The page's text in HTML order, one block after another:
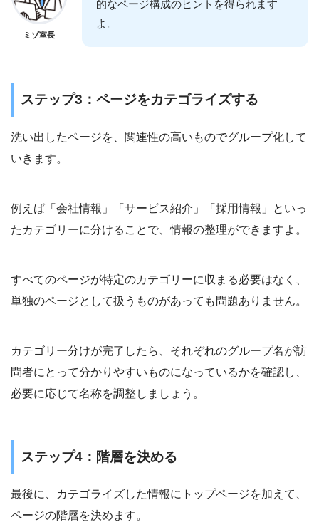
ミゾ室長
的なページ構成のヒントを得られます
よ。
ステップ3：ページをカテゴライズする
洗い出したページを、関連性の高いものでグループ化して
いきます。
例えば「会社情報」「サービス紹介」「採用情報」といっ
たカテゴリーに分けることで、情報の整理ができますよ。
すべてのページが特定のカテゴリーに収まる必要はなく、
単独のページとして扱うものがあっても問題ありません。
カテゴリー分けが完了したら、それぞれのグループ名が訪
問者にとって分かりやすいものになっているかを確認し、
必要に応じて名称を調整しましょう。
ステップ4：階層を決める
最後に、カテゴライズした情報にトップページを加えて、
ページの階層を決めます。